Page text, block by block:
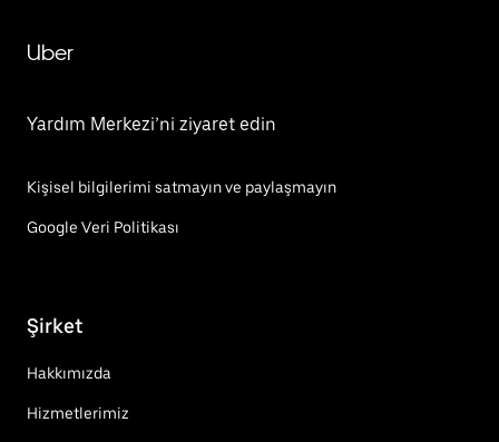
Uber
Yardım Merkezi’ni ziyaret edin
Kişisel bilgilerimi satmayın ve paylaşmayın
Google Veri Politikası
Şirket
Hakkımızda
Hizmetlerimiz